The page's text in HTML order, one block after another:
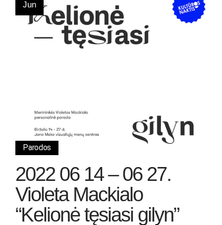
Jun
Parodos
2022 06 14 – 06 27.
Violeta Mackialo
“Kelionė tęsiasi gilyn”